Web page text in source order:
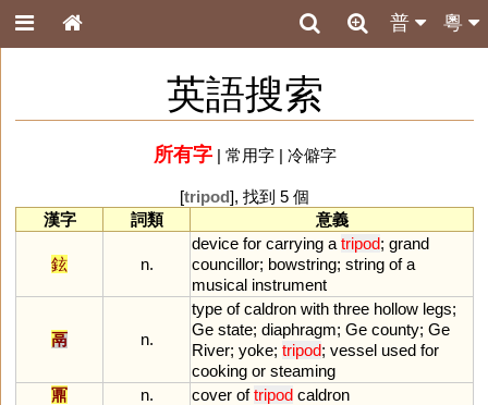
粵
普
英語搜索
所有字| 常用字| 冷僻字
[tripod], 找到 5 個
漢字
詞類 意義
鉉 n.
device for carrying a tripod; grand
councillor; bowstring; string of a
musical instrument
鬲 n.
type of caldron with three hollow legs;
Ge state; diaphragm; Ge county; Ge
River; yoke; tripod; vessel used for
cooking or steaming
鼏
n. cover of tripod caldron